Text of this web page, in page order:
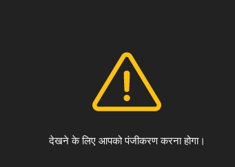
देखने के लिए आपको पंजीकरण करना होगा।